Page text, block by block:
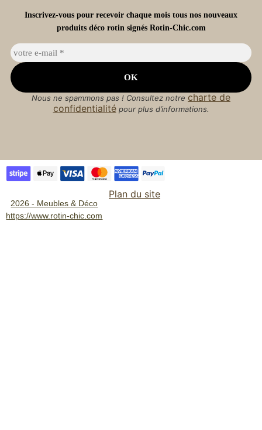
Inscrivez-vous pour recevoir chaque mois tous nos nouveaux
produits déco rotin signés Rotin-Chic.com
Nous ne spammons pas ! Consultez notre charte de
confidentialitépour plus d’informations.
2026 - Meubles & Déco
https://www.rotin-chic.com
Plan du site